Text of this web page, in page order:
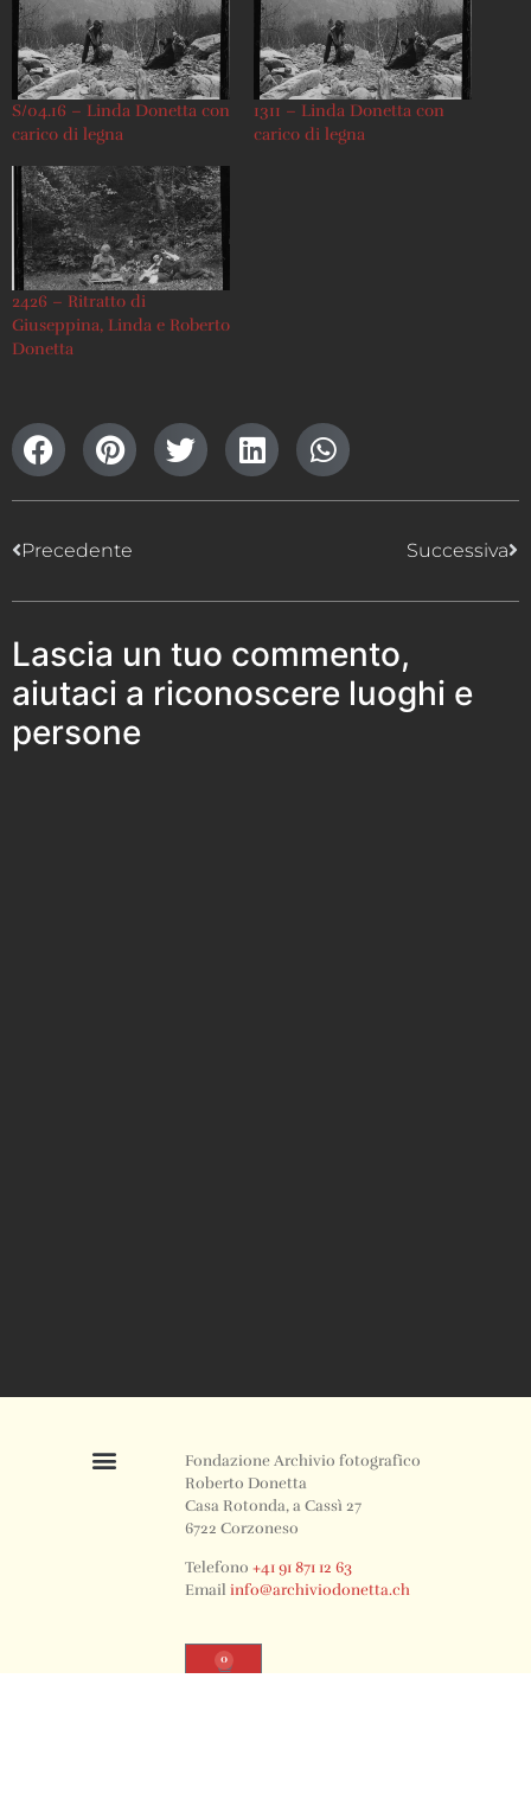
S/04.16 – Linda Donetta con
carico di legna
1311 – Linda Donetta con
carico di legna
2426 – Ritratto di
Giuseppina, Linda e Roberto
Donetta
Precedente Successiva
Lascia un tuo commento,
aiutaci a riconoscere luoghi e
persone
Fondazione Archivio fotografico
Roberto Donetta
Casa Rotonda, a Cassì 27
6722 Corzoneso
Telefono+41 91 871 12 63
Emailinfo@archiviodonetta.ch
0